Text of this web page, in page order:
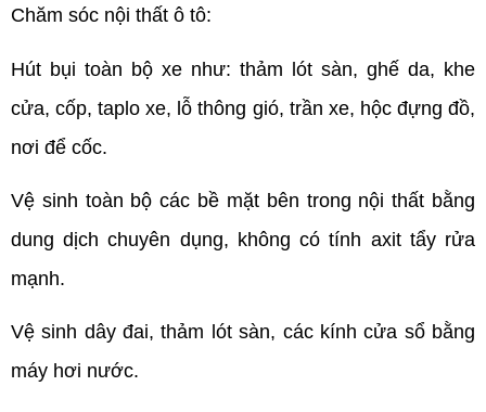
Chăm sóc nội thất ô tô:
Hút bụi toàn bộ xe như: thảm lót sàn, ghế da, khe
cửa, cốp, taplo xe, lỗ thông gió, trần xe, hộc đựng đồ,
nơi để cốc.
Vệ sinh toàn bộ các bề mặt bên trong nội thất bằng
dung dịch chuyên dụng, không có tính axit tẩy rửa
mạnh.
Vệ sinh dây đai, thảm lót sàn, các kính cửa sổ bằng
máy hơi nước.